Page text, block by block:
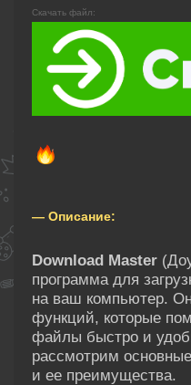
Скачать файл:
— Описание:
Download Master
программа для
на ваш компьютер.
функций, которые
файлы быстро и
рассмотрим
и ее преимущества.